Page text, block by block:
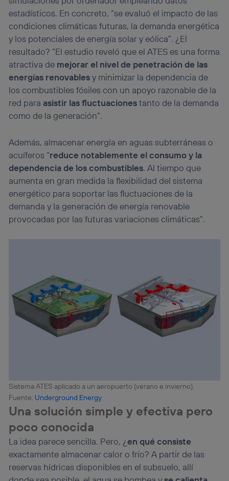
estadísticos. En concreto, “se evaluó el impacto de las
condiciones climáticas futuras, la demanda energética
y los potenciales de energía solar y eólica”. ¿El
resultado? “El estudio reveló que el ATES es una forma
atractiva de mejorar el nivel de penetración de las
energías renovablesy minimizar la dependencia de
los combustibles fósiles con un apoyo razonable de la
red para asistir las fluctuacionestanto de la demanda
como de la generación”.
Además, almacenar energía en aguas subterráneas o
acuíferos “reduce notablemente el consumo y la
dependencia de los combustibles. Al tiempo que
aumenta en gran medida la flexibilidad del sistema
energético para soportar las fluctuaciones de la
demanda y la generación de energía renovable
provocadas por las futuras variaciones climáticas”.
Sistema ATES aplicado a un aeropuerto (verano e invierno).
Fuente: Underground Energy
Una solución simple y efectiva pero
poco conocida
La idea parece sencilla. Pero, ¿en qué consiste
exactamente almacenar calor o frío? A partir de las
reservas hídricas disponibles en el subsuelo, allí